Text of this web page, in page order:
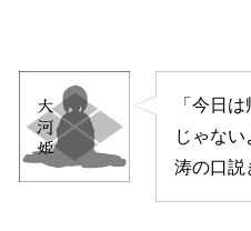
「今日
じゃな
涛の口説